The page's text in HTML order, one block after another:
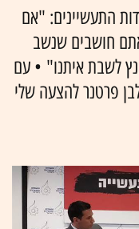
התעשיינים: "אם
אתם חושבים שנשב
לשבת איתנו" • עם
פרטנר להצעה שלי